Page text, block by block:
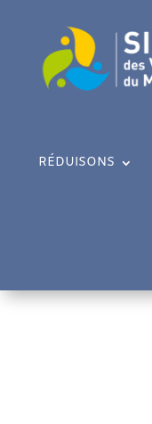
RÉDUISONS